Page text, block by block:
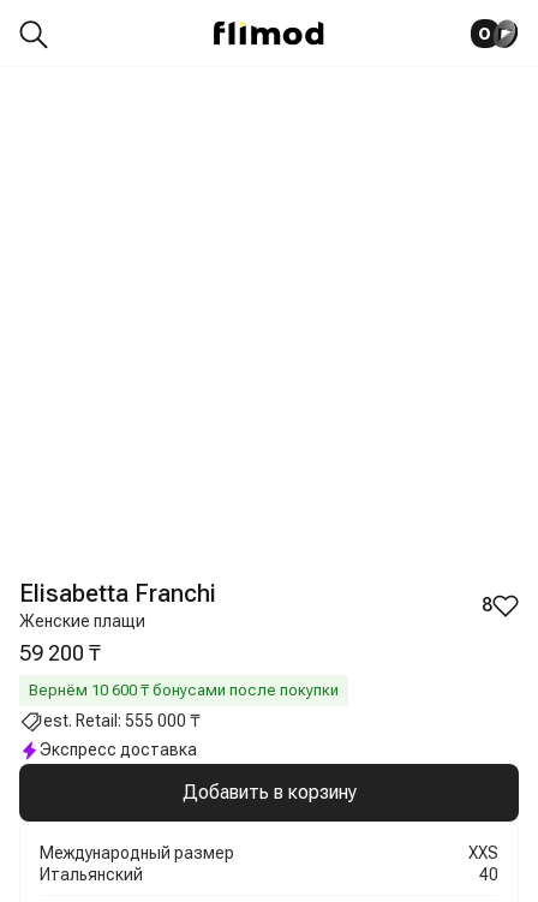
0
Elisabetta Franchi
Женские плащи
8
59 200 ₸
Вернём 10 600 ₸ бонусами после покупки
est. Retail: 555 000 ₸
Экспресс доставка
Добавить в корзину
Международный размер
XXS
Итальянский
40